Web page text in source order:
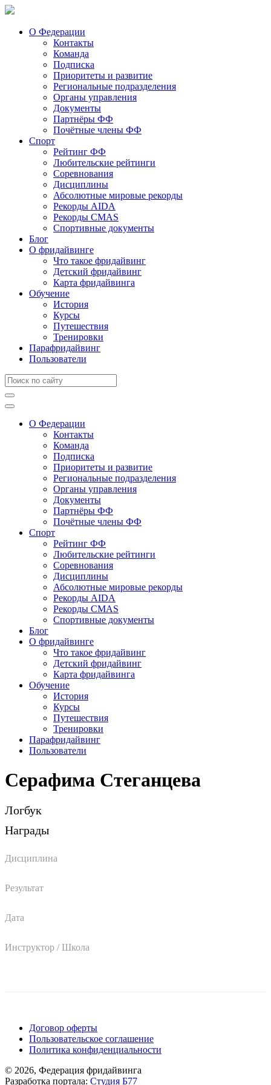
О Федерации
Контакты
Команда
Подписка
Приоритеты и развитие
Региональные подразделения
Органы управления
Документы
Партнёры ФФ
Почётные члены ФФ
Спорт
Рейтинг ФФ
Любительские рейтинги
Соревнования
Дисциплины
Абсолютные мировые рекорды
Рекорды AIDA
Рекорды CMAS
Спортивные документы
Блог
О фридайвинге
Что такое фридайвинг
Детский фридайвинг
Карта фридайвинга
Обучение
История
Курсы
Путешествия
Тренировки
Парафридайвинг
Пользователи
О Федерации
Контакты
Команда
Подписка
Приоритеты и развитие
Региональные подразделения
Органы управления
Документы
Партнёры ФФ
Почётные члены ФФ
Спорт
Рейтинг ФФ
Любительские рейтинги
Соревнования
Дисциплины
Абсолютные мировые рекорды
Рекорды AIDA
Рекорды CMAS
Спортивные документы
Блог
О фридайвинге
Что такое фридайвинг
Детский фридайвинг
Карта фридайвинга
Обучение
История
Курсы
Путешествия
Тренировки
Парафридайвинг
Пользователи
Серафима Стеганцева
Логбук
Награды
Дисциплина
Результат
Дата
Инструктор / Школа
Договор оферты
Пользовательское соглашение
Политика конфиденциальности
© 2026, Федерация фридайвинга
Разработка портала: Студия Б77